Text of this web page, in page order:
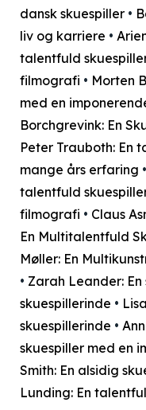
dansk skuespiller •
liv og karriere •
talentfuld
filmografi • Morten
med en
Borchgrevink: En
Peter Trauboth: En
mange års erfaring •
talentfuld
filmografi • Claus
En Multitalentfuld
Møller: En
• Zarah Leander:
skuespillerinde •
skuespillerinde •
skuespiller med en
Smith: En alsidig
Lunding: En